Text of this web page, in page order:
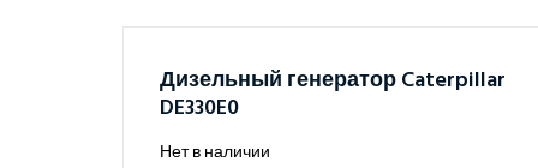
Дизельный генератор Caterpillar
DE330E0
Нет в наличии